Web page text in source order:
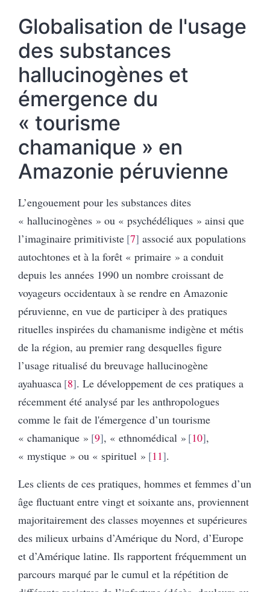
Globalisation de l'usage
des substances
hallucinogènes et
émergence du
« tourisme
chamanique » en
Amazonie péruvienne
L’engouement pour les substances dites
« hallucinogènes » ou « psychédéliques » ainsi que
l’imaginaire primitiviste 7 associé aux populations
autochtones et à la forêt « primaire » a conduit
depuis les années 1990 un nombre croissant de
voyageurs occidentaux à se rendre en Amazonie
péruvienne, en vue de participer à des pratiques
rituelles inspirées du chamanisme indigène et métis
de la région, au premier rang desquelles figure
l’usage ritualisé du breuvage hallucinogène
ayahuasca 8 . Le développement de ces pratiques a
récemment été analysé par les anthropologues
comme le fait de l'émergence d’un tourisme
« chamanique » 9 , « ethnomédical » 10 ,
« mystique » ou « spirituel » 11 .
Les clients de ces pratiques, hommes et femmes d’un
âge fluctuant entre vingt et soixante ans, proviennent
majoritairement des classes moyennes et supérieures
des milieux urbains d’Amérique du Nord, d’Europe
et d’Amérique latine. Ils rapportent fréquemment un
parcours marqué par le cumul et la répétition de